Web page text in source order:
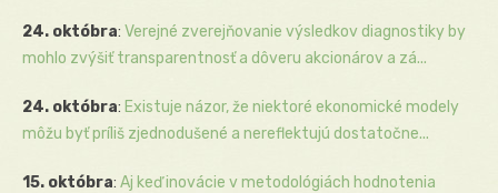
24. októbra: Verejné zverejňovanie výsledkov diagnostiky by
mohlo zvýšiť transparentnosť a dôveru akcionárov a zá...
24. októbra: Existuje názor, že niektoré ekonomické modely
môžu byť príliš zjednodušené a nereflektujú dostatočne...
15. októbra: Aj keď inovácie v metodológiách hodnotenia